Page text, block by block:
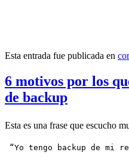
Esta entrada fue publicada en
6 motivos por los
de backup
Esta es una frase que escucho
“Yo tengo backup de mi